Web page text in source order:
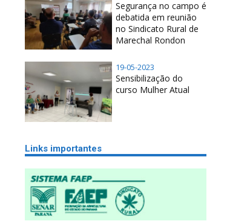
Segurança no campo é
debatida em reunião
no Sindicato Rural de
Marechal Rondon
19-05-2023
Sensibilização do
curso Mulher Atual
Links importantes